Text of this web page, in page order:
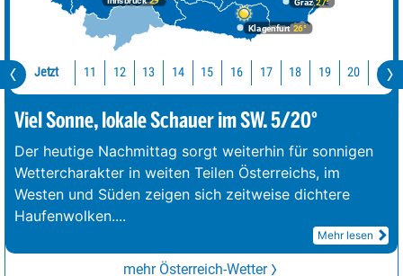
Graz27°
Klagenfurt 26°
Jetzt 11 12 13 14 15 16 17 18 19 20 21
Viel Sonne, lokale Schauer im SW. 5/20°
Der heutige Nachmittag sorgt weiterhin für sonnigen
Wettercharakter in weiten Teilen Österreichs, im
Westen und Süden zeigen sich zeitweise dichtere
Haufenwolken....
Mehr lesen
mehr Österreich-Wetter